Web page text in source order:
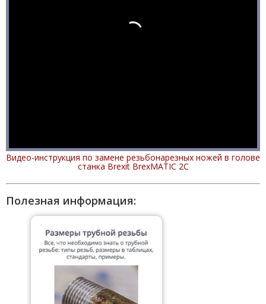
Видео-инструкция по замене резьбонарезных ножей в голове
станка Brexit BrexMATIC 2C
Полезная информация: